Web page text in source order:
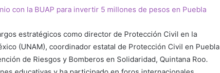
con la BUAP para invertir 5 millones de pesos en Puebla
estratégicos como director de Protección Civil en la
(UNAM), coordinador estatal de Protección Civil en Puebla
de Riesgos y Bomberos en Solidaridad, Quintana Roo.